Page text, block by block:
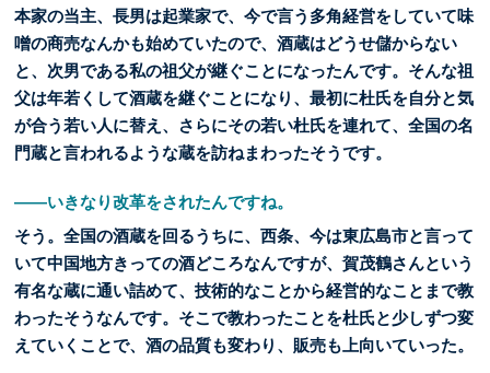
本家の当主、長男は起業家で、今で言う多角経営をしていて味
噌の商売なんかも始めていたので、酒蔵はどうせ儲からない
と、次男である私の祖父が継ぐことになったんです。そんな祖
父は年若くして酒蔵を継ぐことになり、最初に杜氏を自分と気
が合う若い人に替え、さらにその若い杜氏を連れて、全国の名
門蔵と言われるような蔵を訪ねまわったそうです。
――いきなり改革をされたんですね。
そう。全国の酒蔵を回るうちに、西条、今は東広島市と言って
いて中国地方きっての酒どころなんですが、賀茂鶴さんという
有名な蔵に通い詰めて、技術的なことから経営的なことまで教
わったそうなんです。そこで教わったことを杜氏と少しずつ変
えていくことで、酒の品質も変わり、販売も上向いていった。